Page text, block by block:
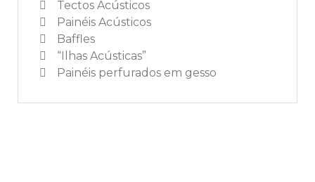
Tectos Acústicos
Painéis Acústicos
Baffles
“Ilhas Acústicas”
Painéis perfurados em gesso